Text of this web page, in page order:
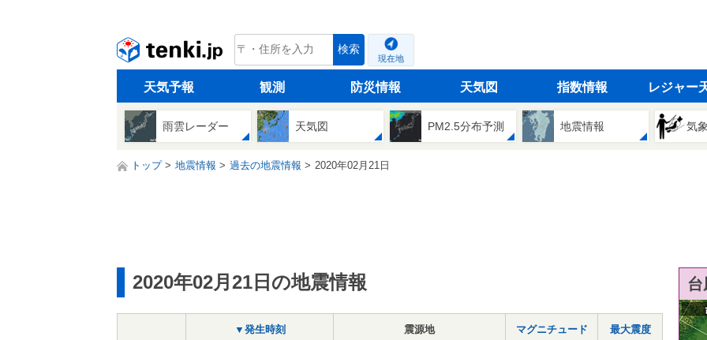
tenki.jp 検索
現在地
天気予報 観測 防災情報 天気図 指数情報 レジャー
雨雲レーダー 天気図 PM2.5分布予測 地震情報 気
トップ 地震情報 過去の地震情報 2020年02月21日
2020年02月21日の地震情報
▼発生時刻 震源地 マグニチュード 最大震度